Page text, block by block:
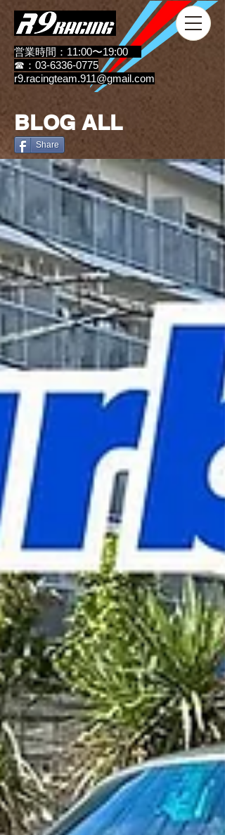
営業時間：11:00〜19:00
☎：03-6336-0775
r9.racingteam.911@gmail.com
BLOG ALL
Share